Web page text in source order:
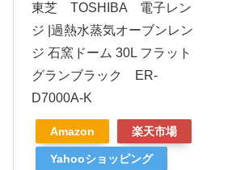
東芝 TOSHIBA 電子レン
ジ |過熱水蒸気オーブンレン
ジ 石窯ドーム 30L フラット
グランブラック ER-
D7000A-K
Amazon 楽天市場
Yahooショッピング